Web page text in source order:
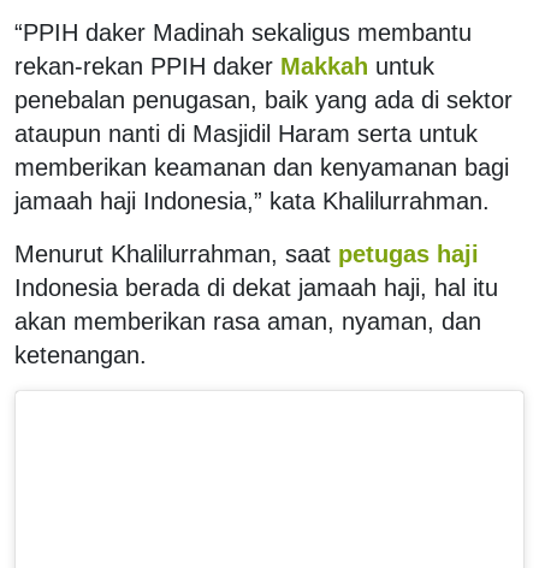
“PPIH daker Madinah sekaligus membantu
rekan-rekan PPIH daker Makkah untuk
penebalan penugasan, baik yang ada di sektor
ataupun nanti di Masjidil Haram serta untuk
memberikan keamanan dan kenyamanan bagi
jamaah haji Indonesia,” kata Khalilurrahman.
Menurut Khalilurrahman, saat petugas haji
Indonesia berada di dekat jamaah haji, hal itu
akan memberikan rasa aman, nyaman, dan
ketenangan.